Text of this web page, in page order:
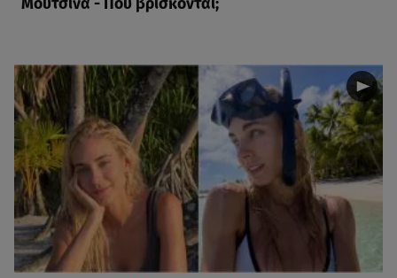
Μουτσινά - Πού βρίσκονται;